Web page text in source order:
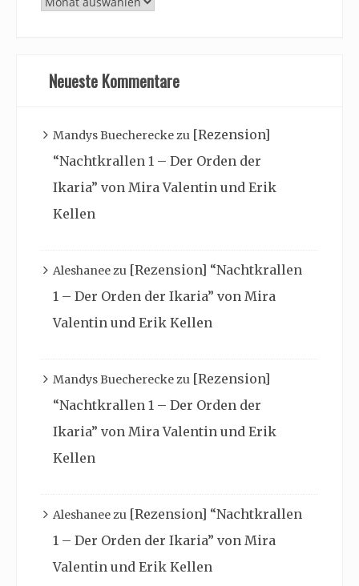
Archiv
Neueste Kommentare
Mandys Buechereckezu [Rezension]
“Nachtkrallen 1 – Der Orden der
Ikaria” von Mira Valentin und Erik
Kellen
Aleshaneezu [Rezension] “Nachtkrallen
1 – Der Orden der Ikaria” von Mira
Valentin und Erik Kellen
Mandys Buechereckezu [Rezension]
“Nachtkrallen 1 – Der Orden der
Ikaria” von Mira Valentin und Erik
Kellen
Aleshaneezu [Rezension] “Nachtkrallen
1 – Der Orden der Ikaria” von Mira
Valentin und Erik Kellen